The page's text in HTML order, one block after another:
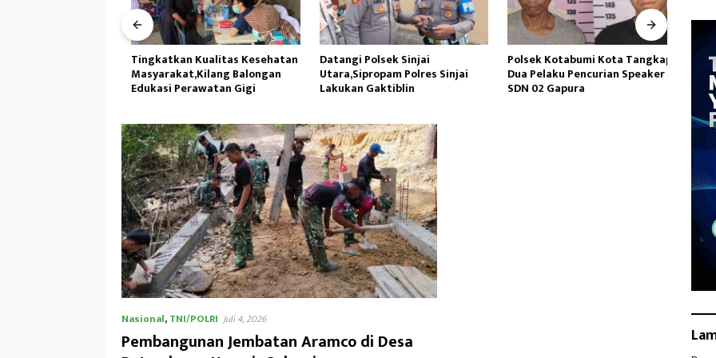
Tingkatkan Kualitas Kesehatan
Masyarakat,Kilang Balongan
Edukasi Perawatan Gigi
Datangi Polsek Sinjai
Utara,Sipropam Polres Sinjai
Lakukan Gaktiblin
Polsek Kotabumi Kota Tangkap
Dua Pelaku Pencurian Speaker
SDN 02 Gapura dan
Nasional,TNI/POLRI Juli 4, 2026
Pembangunan Jembatan Aramco di Desa